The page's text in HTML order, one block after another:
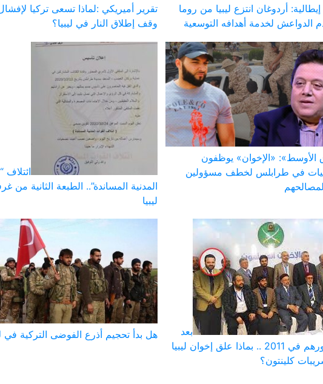
أردوغان انتزع ليبيا من روما
الدواعش لخدمة أهدافه التوسعية
تقرير أميريكي :لماذا تسعى تركيا
وقف إطلاق النار في ليبيا؟
الأوسط»: «الإخوان» يوظفون
في طرابلس لخطف مسؤولين
ائتلاف
المدنية المساندة”.. الطبعة الثانية من
ليبيا
بعد
فضح دورهم في 2011 .. بماذا علق إخوان ليبيا
كلينتون؟
هل بدأ تحجيم أذرع الفوضى التركية في